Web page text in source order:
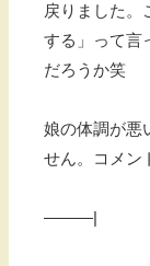
戻りました。
する」って言
だろうか笑
娘の体調が悪
せん。コメン
———|